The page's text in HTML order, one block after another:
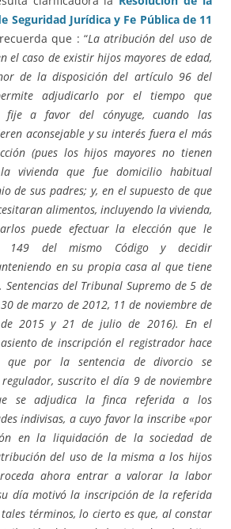
Seguridad Jurídica y Fe Pública de 11
que : “La atribución del uso de
el caso de existir hijos mayores de edad,
de la disposición del artículo 96 del
adjudicarlo por el tiempo que
fije a favor del cónyuge, cuando las
aconsejable y su interés fuera el más
(pues los hijos mayores no tienen
vivienda que fue domicilio habitual
de sus padres; y, en el supuesto de que
alimentos, incluyendo la vivienda,
puede efectuar la elección que le
149 del mismo Código y decidir
en su propia casa al que tiene
Sentencias del Tribunal Supremo de 5 de
de marzo de 2012, 11 de noviembre de
2015 y 21 de julio de 2016). En el
de inscripción el registrador hace
que por la sentencia de divorcio se
suscrito el día 9 de noviembre
se adjudica la finca referida a los
indivisas, a cuyo favor la inscribe «por
en la liquidación de la sociedad de
del uso de la misma a los hijos
ahora entrar a valorar la labor
día motivó la inscripción de la referida
términos, lo cierto es que, al constar